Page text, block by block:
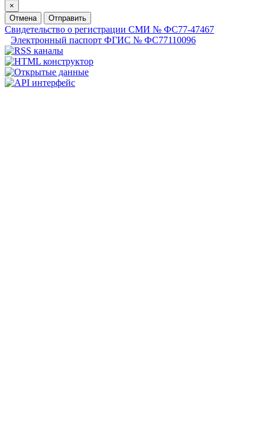
×
Отмена
Отправить
Свидетельство о регистрации СМИ № ФС77-47467
Электронный паспорт ФГИС № ФС77110096